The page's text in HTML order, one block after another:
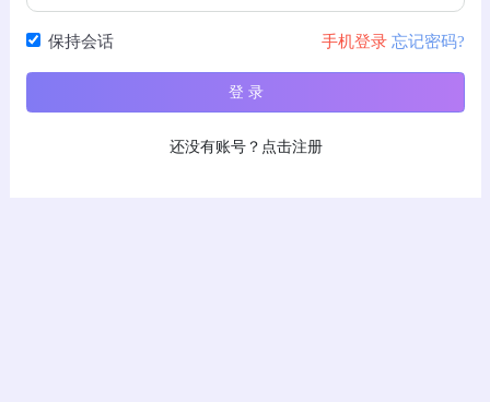
保持会话 手机登录 忘记密码?
登 录
还没有账号？点击注册